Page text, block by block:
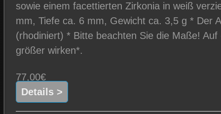
sowie einem facettierten Zirkonia in weiß
mm, Tiefe ca. 6 mm, Gewicht ca. 3,5 g * Der
(rhodiniert) * Bitte beachten Sie die Maße!
größer wirken*.
77,00€
Details >